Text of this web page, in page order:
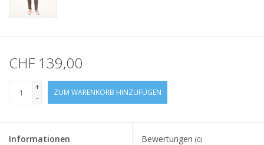
CHF 139,00
+
-
ZUM WARENKORB HINZUFÜGEN
Informationen Bewertungen (0)